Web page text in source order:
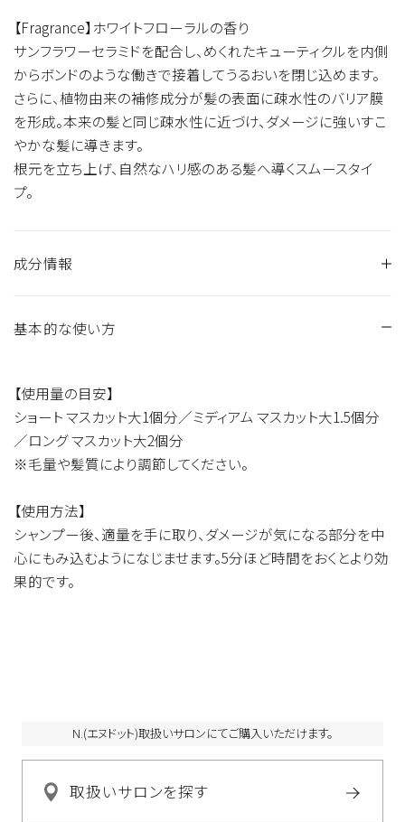
【Fragrance】ホワイトフローラルの香り
サンフラワーセラミドを配合し、めくれたキューティクルを内側
からボンドのような働きで接着してうるおいを閉じ込めます。
さらに、植物由来の補修成分が髪の表面に疎水性のバリア膜
を形成。本来の髪と同じ疎水性に近づけ、ダメージに強いすこ
やかな髪に導きます。
根元を立ち上げ、自然なハリ感のある髪へ導くスムースタイ
プ。
成分情報
水、ジメチコン、セテアリルアルコール、グリセリン、ベヘントリ
油、スクレロカリアビレア種子油、フラーレン、スクワラン、マヨ
ラナ葉エキス、ヒマワリ種子エキス、ヒドロキシプロピルトリモ
ニウム加水分解シルク、ジグルコシル没食子酸、ラウロイルグ
ルタミン酸ジ（フィトステリル／オクチルドデシル）、ダイマージ
リル／ベヘニル）、セイヨウノコギリソウエキス、セージ葉エキ
ス、タチジャコウソウ花／葉エキス、カニナバラ果実エキス、ラ
ベンダー花エキス、ローズマリー葉エキス、ミリスチルアルコー
ル、ミリスチン酸PPG－3ベンジルエーテル、ステアリン酸グリ
ル、メチルパラベン、ブチルパラベン、香料
基本的な使い方
【使用量の目安】
ショート マスカット大1個分／ミディアム マスカット大1.5個分
／ロング マスカット大2個分
※毛量や髪質により調節してください。
【使用方法】
シャンプー後、適量を手に取り、ダメージが気になる部分を中
心にもみ込むようになじませます。5分ほど時間をおくとより効
果的です。
N.(エヌドット)取扱いサロンにてご購入いただけます。
取扱いサロンを探す